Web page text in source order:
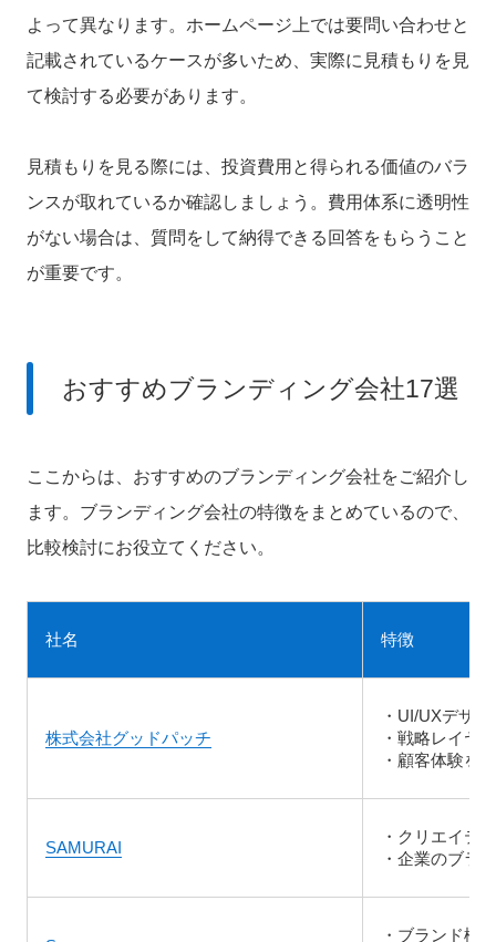
よって異なります。ホームページ上では要問い合わせと
記載されているケースが多いため、実際に見積もりを見
て検討する必要があります。
見積もりを見る際には、 投資費用と得られる価値のバラ
ンスが取れているか確認しましょう。費用体系に透明性
がない場合は、質問をして納得できる回答をもらうこと
が重要です。
おすすめブランディング会社17選
ここからは、おすすめのブランディング会社をご紹介し
ます。ブランディング会社の特徴をまとめているので、
比較検討にお役立てください。
社名 特徴
株式会社グッドパッチ
・UI/UXデザ
・戦略レイヤ
・顧客体験を
SAMURAI
・クリエイテ
・企業のブラ
・ブランド構